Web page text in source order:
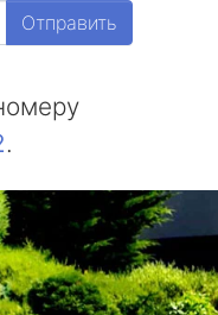
Отправить
.